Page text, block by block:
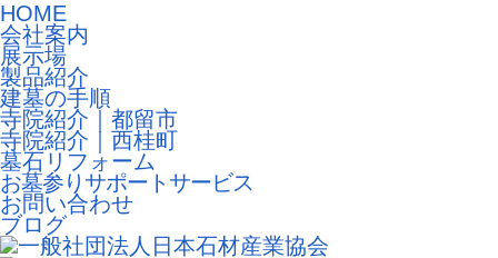
HOME
会社案内
展示場
製品紹介
建墓の手順
寺院紹介｜都留市
寺院紹介｜西桂町
墓石リフォーム
お墓参りサポートサービス
お問い合わせ
ブログ